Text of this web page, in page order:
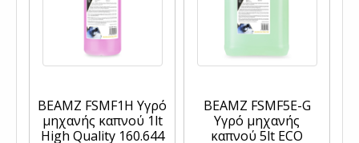
BEAMZ FSMF1H Υγρό
μηχανής καπνού 1lt
High Quality 160.644
BEAMZ FSMF5E-G
Υγρό μηχανής
καπνού 5lt ECO